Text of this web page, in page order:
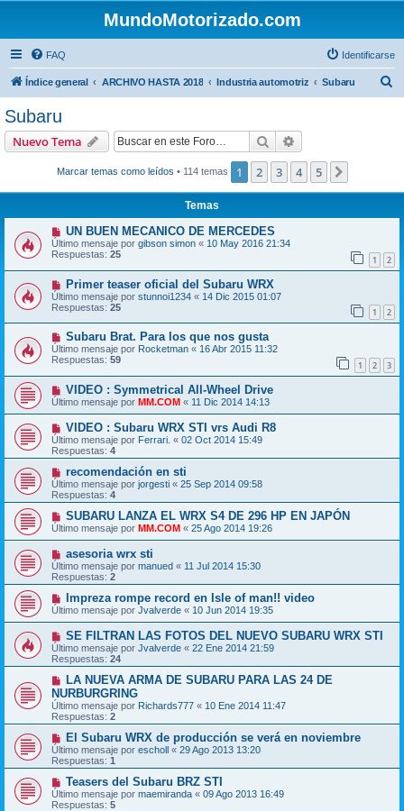
MundoMotorizado.com
FAQ Identificarse
Índice general ARCHIVO HASTA 2018 Industria automotriz Subaru
Subaru
Nuevo Tema Buscar
Marcar temas como leídos • 114 temas 1 2 3 4 5
Temas
UN BUEN MECANICO DE MERCEDES
Último mensaje por gibson simon « 10 May 2016 21:34
Respuestas: 25 1 2
Primer teaser oficial del Subaru WRX
Último mensaje por stunnoi1234 « 14 Dic 2015 01:07
Respuestas: 25 1 2
Subaru Brat. Para los que nos gusta
Último mensaje por Rocketman « 16 Abr 2015 11:32
Respuestas: 59 1 2 3
VIDEO : Symmetrical All-Wheel Drive
Último mensaje por MM.COM « 11 Dic 2014 14:13
VIDEO : Subaru WRX STI vrs Audi R8
Último mensaje por Ferrari. « 02 Oct 2014 15:49
Respuestas: 4
recomendación en sti
Último mensaje por jorgesti « 25 Sep 2014 09:58
Respuestas: 4
SUBARU LANZA EL WRX S4 DE 296 HP EN JAPÓN
Último mensaje por MM.COM « 25 Ago 2014 19:26
asesoria wrx sti
Último mensaje por manued « 11 Jul 2014 15:30
Respuestas: 2
Impreza rompe record en Isle of man!! video
Último mensaje por Jvalverde « 10 Jun 2014 19:35
SE FILTRAN LAS FOTOS DEL NUEVO SUBARU WRX STI
Último mensaje por Jvalverde « 22 Ene 2014 21:59
Respuestas: 24
LA NUEVA ARMA DE SUBARU PARA LAS 24 DE
NURBURGRING
Último mensaje por Richards777 « 10 Ene 2014 11:47
Respuestas: 2
El Subaru WRX de producción se verá en noviembre
Último mensaje por escholl « 29 Ago 2013 13:20
Respuestas: 1
Teasers del Subaru BRZ STI
Último mensaje por maemiranda « 09 Ago 2013 16:49
Respuestas: 5